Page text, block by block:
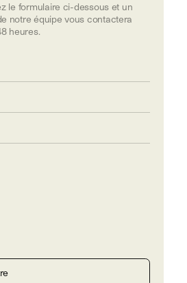
le formulaire ci-dessous et un
notre équipe vous contactera
heures.